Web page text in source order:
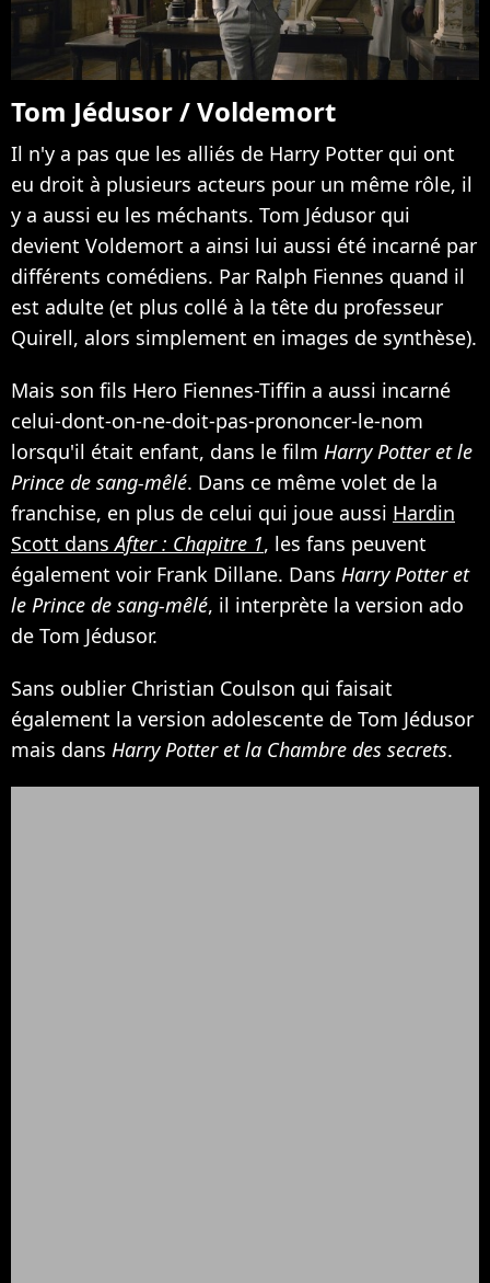
Tom Jédusor / Voldemort
Il n'y a pas que les alliés de Harry Potter qui ont
eu droit à plusieurs acteurs pour un même rôle, il
y a aussi eu les méchants. Tom Jédusor qui
devient Voldemort a ainsi lui aussi été incarné par
différents comédiens. Par Ralph Fiennes quand il
est adulte (et plus collé à la tête du professeur
Quirell, alors simplement en images de synthèse).
Mais son fils Hero Fiennes-Tiffin a aussi incarné
celui-dont-on-ne-doit-pas-prononcer-le-nom
lorsqu'il était enfant, dans le film Harry Potter et le
Prince de sang-mêlé. Dans ce même volet de la
franchise, en plus de celui qui joue aussi Hardin
Scott dansAfter : Chapitre 1, les fans peuvent
également voir Frank Dillane. Dans Harry Potter et
le Prince de sang-mêlé, il interprète la version ado
de Tom Jédusor.
Sans oublier Christian Coulson qui faisait
également la version adolescente de Tom Jédusor
mais dans Harry Potter et la Chambre des secrets.